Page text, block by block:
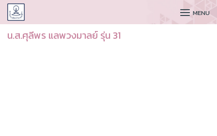
CUDAA MENU
น.ส.ศุลีพร แลพวงมาลย์ รุ่น 31